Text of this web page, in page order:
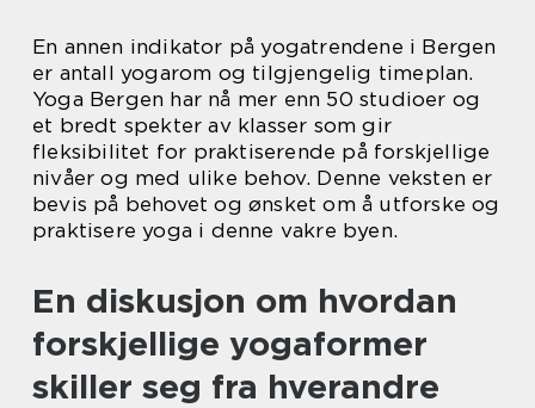
En annen indikator på yogatrendene i Bergen
er antall yogarom og tilgjengelig timeplan.
Yoga Bergen har nå mer enn 50 studioer og
et bredt spekter av klasser som gir
fleksibilitet for praktiserende på forskjellige
nivåer og med ulike behov. Denne veksten er
bevis på behovet og ønsket om å utforske og
praktisere yoga i denne vakre byen.
En diskusjon om hvordan
forskjellige yogaformer
skiller seg fra hverandre